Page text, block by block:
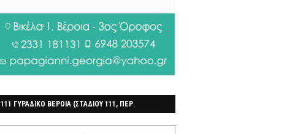
111 ΓΥΡΑΔΙΚΟ ΒΕΡΟΙΑ (ΣΤΑΔΙΟΥ 111, ΠΕΡ.